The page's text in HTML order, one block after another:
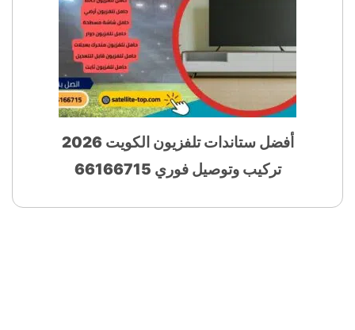
أفضل ستاندات تلفزيون الكويت 2026
تركيب وتوصيل فوري 66166715